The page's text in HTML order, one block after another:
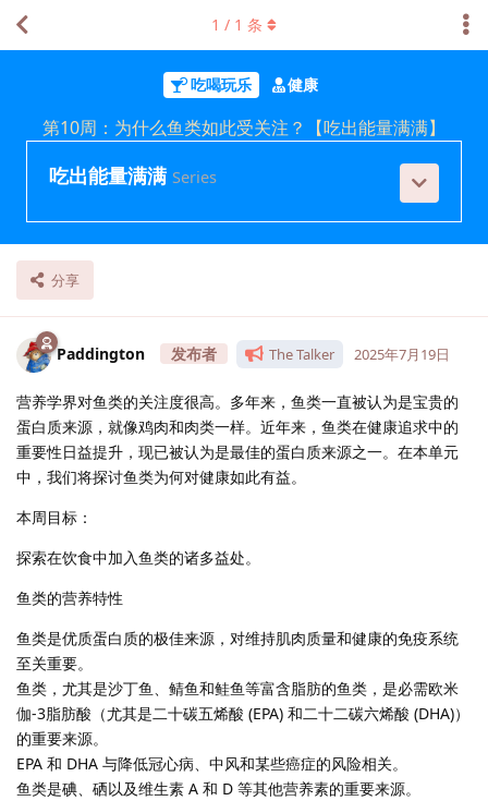
吃喝玩乐 健康
第10周：为什么鱼类如此受关注？【吃出能量满满】
吃出能量满满 Series
分享
1 / 1 条
Paddington The Talker 2025年7月19日
营养学界对鱼类的关注度很高。多年来，鱼类一直被认为是宝贵的
蛋白质来源，就像鸡肉和肉类一样。近年来，鱼类在健康追求中的
重要性日益提升，现已被认为是最佳的蛋白质来源之一。在本单元
中，我们将探讨鱼类为何对健康如此有益。
本周目标：
探索在饮食中加入鱼类的诸多益处。
鱼类的营养特性
鱼类是优质蛋白质的极佳来源，对维持肌肉质量和健康的免疫系统
至关重要。
鱼类，尤其是沙丁鱼、鲭鱼和鲑鱼等富含脂肪的鱼类，是必需欧米
伽-3脂肪酸（尤其是二十碳五烯酸 (EPA) 和二十二碳六烯酸 (DHA)）
的重要来源。
EPA 和 DHA 与降低冠心病、中风和某些癌症的风险相关。
鱼类是碘、硒以及维生素 A 和 D 等其他营养素的重要来源。